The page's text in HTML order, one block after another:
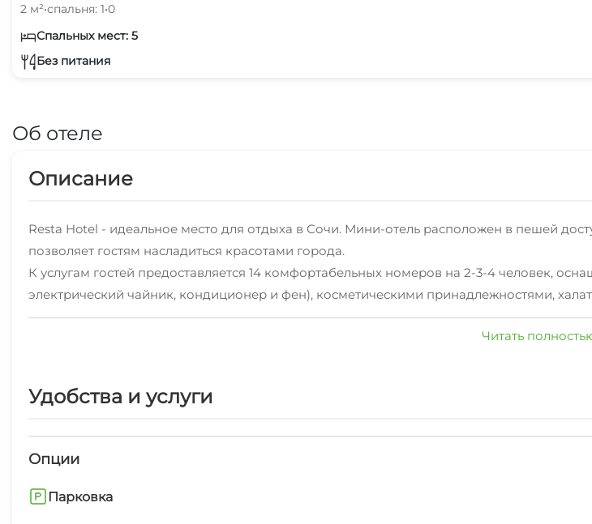
2 м²•спальня: 1•0
Спальных мест: 5
Без питания
Об отеле
Описание
Resta Hotel - идеальное место для отдыха в Сочи. Мини-отель расположен в пешей
позволяет гостям насладиться красотами города.
К услугам гостей предоставляется 14 комфортабельных номеров на 2-3-4 человек,
электрический чайник, кондиционер и фен), косметическими принадлежностями,
автомобиля и летняя «lounge» зона, бесплатный Wi-Fi, а также возможность заказать
Читать
Удобства и услуги
Опции
Парковка